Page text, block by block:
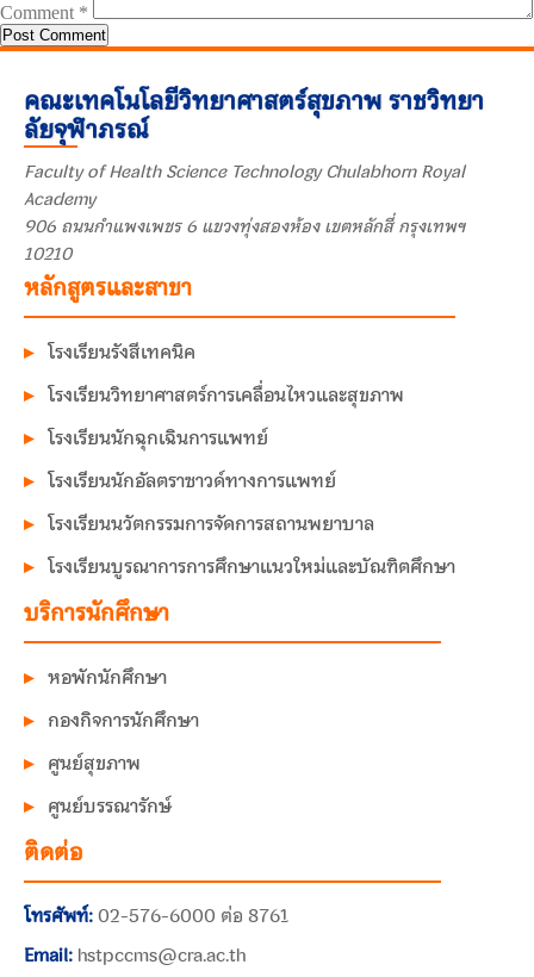
Comment *
คณะเทคโนโลยีวิทยาศาสตร์สุขภาพ ราชวิทยา
ลัยจุฬาภรณ์
Faculty of Health Science Technology Chulabhorn Royal
Academy
906 ถนนกำแพงเพชร 6 แขวงทุ่งสองห้อง เขตหลักสี่ กรุงเทพฯ
10210
หลักสูตรและสาขา
โรงเรียนรังสีเทคนิค
โรงเรียนวิทยาศาสตร์การเคลื่อนไหวและสุขภาพ
โรงเรียนนักฉุกเฉินการแพทย์
โรงเรียนนักอัลตราซาวด์ทางการแพทย์
โรงเรียนนวัตกรรมการจัดการสถานพยาบาล
โรงเรียนบูรณาการการศึกษาแนวใหม่และบัณฑิตศึกษา
บริการนักศึกษา
หอพักนักศึกษา
กองกิจการนักศึกษา
ศูนย์สุขภาพ
ศูนย์บรรณารักษ์
ติดต่อ
โทรศัพท์:02-576-6000 ต่อ 8761
Email: hstpccms@cra.ac.th